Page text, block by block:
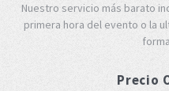
Nuestro servicio más barato
primera hora del evento o la
Precio